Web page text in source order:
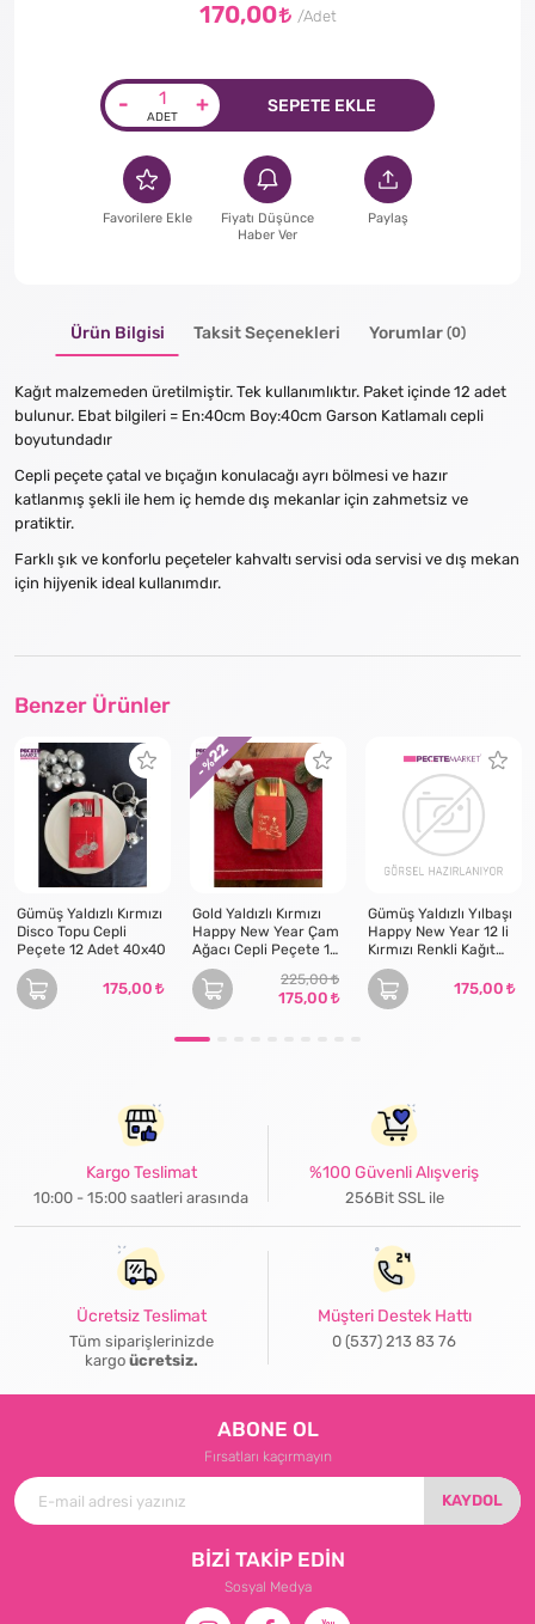
170,00
- + SEPETE EKLE
Favorilere Ekle
Fiyatı Düşünce
Haber Ver
Paylaş
Ürün Bilgisi Taksit Seçenekleri Yorumlar (0)
Kağıt malzemeden üretilmiştir. Tek kullanımlıktır. Paket içinde 12 adet
bulunur. Ebat bilgileri = En:40cm Boy:40cm Garson Katlamalı cepli
boyutundadır
Cepli peçete çatal ve bıçağın konulacağı ayrı bölmesi ve hazır
katlanmış şekli ile hem iç hemde dış mekanlar için zahmetsiz ve
pratiktir.
Farklı şık ve konforlu peçeteler kahvaltı servisi oda servisi ve dış mekan
için hijyenik ideal kullanımdır.
Benzer Ürünler
Gümüş Yaldızlı Kırmızı
Disco Topu Cepli
Peçete 12 Adet 40x40
175,00
Gold Yaldızlı Kırmızı
Happy New Year Çam
Ağacı Cepli Peçete 12
lı 40x40
225,00
175,00
- %
22
Gümüş Yaldızlı Yılbaşı
Happy New Year 12 li
Kırmızı Renkli Kağıt
Cepli Peçete
175,00
Kargo Teslimat
10:00 - 15:00 saatleri arasında
%100 Güvenli Alışveriş
256Bit SSL ile
Ücretsiz Teslimat
Tüm siparişlerinizde
kargo ücretsiz.
Müşteri Destek Hattı
0 (537) 213 83 76
ABONE OL
Fırsatları kaçırmayın
KAYDOL
BİZİ TAKİP EDİN
Sosyal Medya